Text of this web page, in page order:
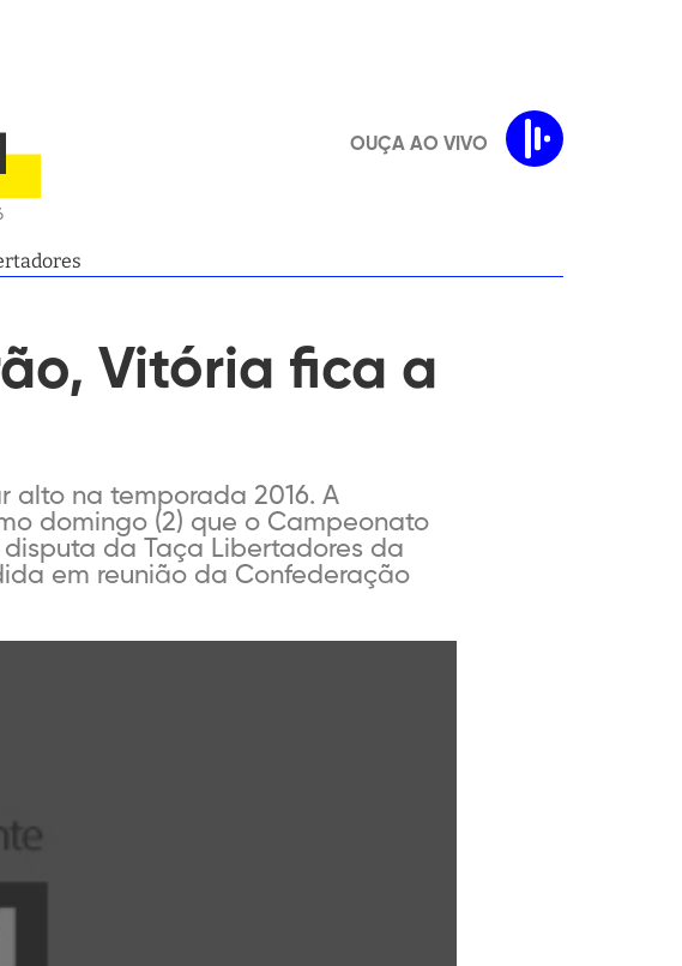
OUÇA AO VIVO
Vitória fica a
alto na temporada 2016. A
domingo (2) que o Campeonato
da Taça Libertadores da
em reunião da Confederação